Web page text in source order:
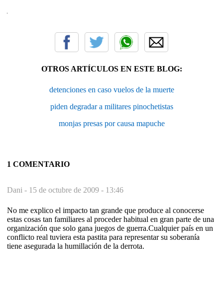
OTROS ARTÍCULOS EN ESTE BLOG:
detenciones en caso vuelos de la muerte
piden degradar a militares pinochetistas
monjas presas por causa mapuche
1 COMENTARIO
Dani - 15 de octubre de 2009 - 13:46
No me explico el impacto tan grande que produce al conocerse
estas cosas tan familiares al proceder habitual en gran parte de una
organización que solo gana juegos de guerra.Cualquier país en un
conflicto real tuviera esta pastita para representar su soberanía
tiene asegurada la humillación de la derrota.